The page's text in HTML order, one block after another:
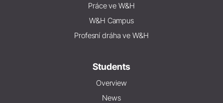
Práce ve W&H
W&H Campus
Profesní dráha ve W&H
Students
Overview
News